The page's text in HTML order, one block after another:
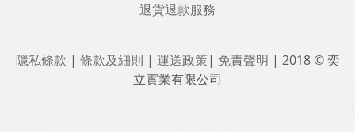
退貨退款服務
隱私條款 | 條款及細則 | 運送政策| 免責聲明 | 2018 © 奕
立實業有限公司